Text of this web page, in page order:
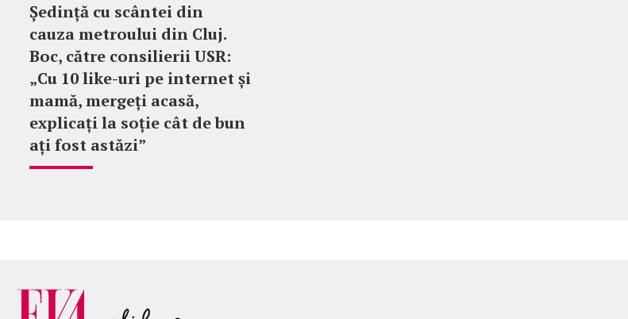
Ședință cu scântei din
cauza metroului din Cluj.
Boc, către consilierii USR:
„Cu 10 like-uri pe internet și
mamă, mergeți acasă,
explicați la soție cât de bun
ați fost astăzi”